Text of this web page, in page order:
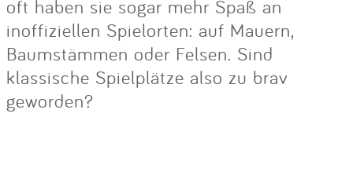
oft haben sie sogar mehr Spaß an
inoffiziellen Spielorten: auf Mauern,
Baumstämmen oder Felsen. Sind
klassische Spielplätze also zu brav
geworden?